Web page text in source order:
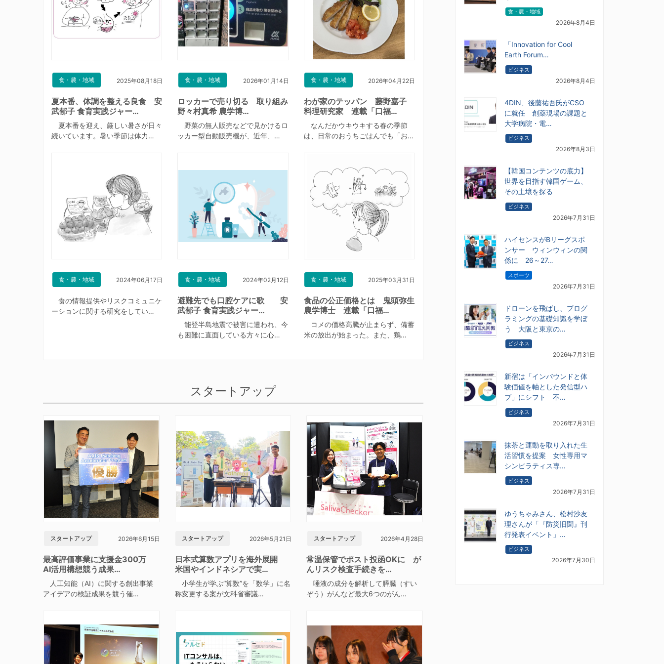
食・農・地域 2025年08月18日
夏本番、体調を整える良食 安
武郁子 食育実践ジャー…
夏本番を迎え、厳しい暑さが日々
続いています。暑い季節は体力…
食・農・地域 2026年01月14日
ロッカーで売り切る 取り組み
野々村真希 農学博…
野菜の無人販売などで見かけるロ
ッカー型自動販売機が、近年、…
食・農・地域 2026年04月22日
わが家のテッパン 藤野嘉子
料理研究家 連載「口福…
なんだかウキウキする春の季節
は、日常のおうちごはんでも「お…
食・農・地域 2024年06月17日
食の情報提供やリスクコミュニケ
ーションに関する研究をしてい…
食・農・地域 2024年02月12日
避難先でも口腔ケアに歌 安
武郁子 食育実践ジャー…
能登半島地震で被害に遭われ、今
も困難に直面している方々に心…
食・農・地域 2025年03月31日
食品の公正価格とは 鬼頭弥生
農学博士 連載「口福…
コメの価格高騰が止まらず、備蓄
米の放出が始まった。また、鶏…
スタートアップ
スタートアップ 2026年6月15日
最高評価事業に支援金300万
AI活用構想競う成果…
人工知能（AI）に関する創出事業
アイデアの検証成果を競う催…
スタートアップ 2026年5月21日
日本式算数アプリを海外展開
米国やインドネシアで実…
小学生が学ぶ“算数”を「数学」に名
称変更する案が文科省審議…
スタートアップ 2026年4月28日
常温保管でポスト投函OKに が
んリスク検査手続きを…
唾液の成分を解析して膵臓（すい
ぞう）がんなど最大6つのがん…
食・農・地域
2026年8月4日
「Innovation for Cool
Earth Forum…
ビジネス
2026年8月4日
4DIN、後藤祐吾氏がCSO
に就任 創薬現場の課題と
大学病院・電…
ビジネス
2026年8月3日
【韓国コンテンツの底力】
世界を目指す韓国ゲーム、
その土壌を探る
ビジネス
2026年7月31日
ハイセンスがBリーグスポ
ンサー ウィンウィンの関
係に 26～27…
スポーツ
2026年7月31日
ドローンを飛ばし、プログ
ラミングの基礎知識を学ぼ
う 大阪と東京の…
ビジネス
2026年7月31日
新宿は「インバウンドと体
験価値を軸とした発信型ハ
ブ」にシフト 不…
ビジネス
2026年7月31日
抹茶と運動を取り入れた生
活習慣を提案 女性専用マ
シンピラティス専…
ビジネス
2026年7月31日
ゆうちゃみさん、松村沙友
理さんが「『防災旧聞』刊
行発表イベント」…
ビジネス
2026年7月30日